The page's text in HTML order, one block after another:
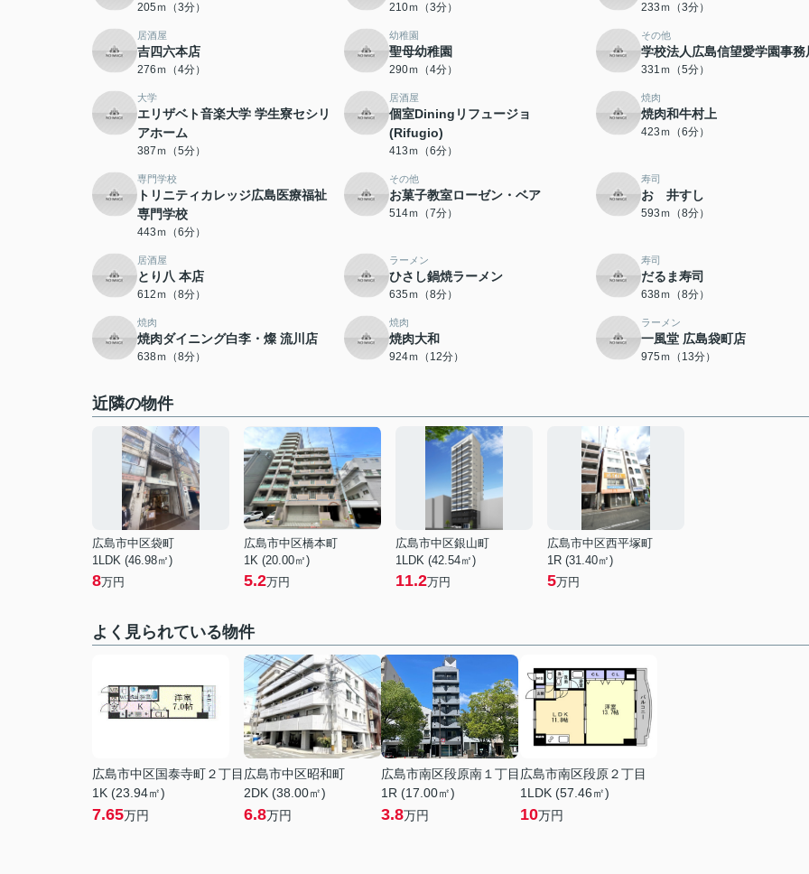
205ｍ（3分） 210ｍ（3分） 233ｍ（3分）
居酒屋
吉四六本店
276ｍ（4分）
幼稚園
聖母幼稚園
290ｍ（4分）
その他
学校法人広島信望愛学園事務
331ｍ（5分）
大学
エリザベト音楽大学 学生寮セシリ
アホーム
387ｍ（5分）
居酒屋
個室Diningリフュージョ
(Rifugio)
413ｍ（6分）
焼肉
焼肉和牛村上
423ｍ（6分）
専門学校
トリニティカレッジ広島医療福祉
専門学校
443ｍ（6分）
その他
お菓子教室ローゼン・ベア
514ｍ（7分）
寿司
おゝ井すし
593ｍ（8分）
居酒屋
とり八 本店
612ｍ（8分）
ラーメン
ひさし鍋焼ラーメン
635ｍ（8分）
寿司
だるま寿司
638ｍ（8分）
焼肉
焼肉ダイニング白李・燦 流川店
638ｍ（8分）
焼肉
焼肉大和
924ｍ（12分）
ラーメン
一風堂 広島袋町店
975ｍ（13分）
近隣の物件
広島市中区袋町
1LDK (46.98㎡)
8万円
広島市中区橋本町
1K (20.00㎡)
5.2万円
広島市中区銀山町
1LDK (42.54㎡)
11.2万円
広島市中区西平塚町
1R (31.40㎡)
5万円
よく見られている物件
広島市中区国泰寺町２丁目
1K (23.94㎡)
7.65万円
広島市中区昭和町
2DK (38.00㎡)
6.8万円
広島市南区段原南１丁目
1R (17.00㎡)
3.8万円
広島市南区段原２丁目
1LDK (57.46㎡)
10万円